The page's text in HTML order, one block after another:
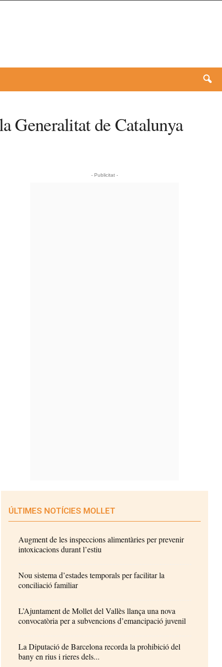
Generalitat de Catalunya
- Publicitat -
ÚLTIMES NOTÍCIES MOLLET
Augment de les inspeccions alimentàries per prevenir
intoxicacions durant l’estiu
Nou sistema d’estades temporals per facilitar la
conciliació familiar
L’Ajuntament de Mollet del Vallès llança una nova
convocatòria per a subvencions d’emancipació juvenil
La Diputació de Barcelona recorda la prohibició del
bany en rius i rieres dels...